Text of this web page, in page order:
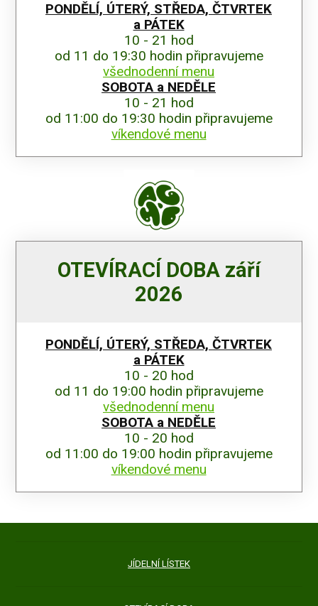
PONDĚLÍ, ÚTERÝ, STŘEDA,ČTVRTEK
a PÁTEK
10 - 21 hod
od 11 do 19:30 hodin připravujeme
všednodenní menu
SOBOTA a NEDĚLE
10 - 21 hod
od 11:00 do 19:30 hodin připravujeme
víkendové menu
OTEVÍRACÍ DOBA září
2026
PONDĚLÍ, ÚTERÝ, STŘEDA,ČTVRTEK
a PÁTEK
10 - 20 hod
od 11 do 19:00 hodin připravujeme
všednodenní menu
SOBOTA a NEDĚLE
10 - 20 hod
od 11:00 do 19:00 hodin připravujeme
víkendové menu
JÍDELNÍ LÍSTEK